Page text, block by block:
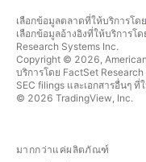
เลือกข้อมูลตลาดที่ให้บริการโดย
เลือกข้อมูลอ้างอิงที่ให้บริการ
Research Systems Inc.
Copyright © 2026,
บริการโดย FactSet
SEC filings และเอกสารอื่นๆ ที่
© 2026 TradingView, Inc.
มากกว่าแค่ผลิตภัณฑ์